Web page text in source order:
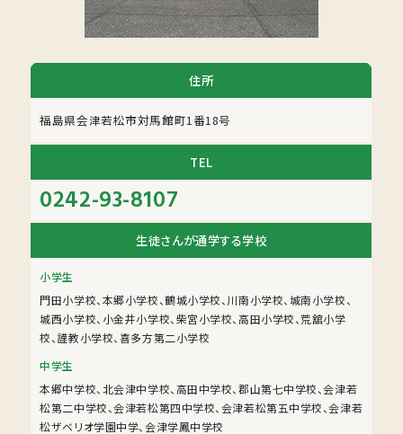
住所
福島県会津若松市対馬館町1番18号
TEL
0242-93-8107
生徒さんが通学する学校
小学生
門田小学校、本郷小学校、鶴城小学校、川南小学校、城南小学校、
城西小学校、小金井小学校、柴宮小学校、高田小学校、荒舘小学
校、謹教小学校、喜多方第二小学校
中学生
本郷中学校、北会津中学校、高田中学校、郡山第七中学校、会津若
松第二中学校、会津若松第四中学校、会津若松第五中学校、会津若
松ザベリオ学園中学、会津学鳳中学校